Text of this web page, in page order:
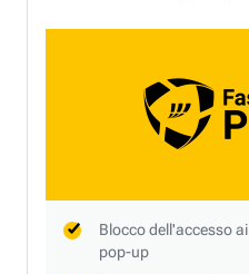
Blocco dell'accesso
pop-up